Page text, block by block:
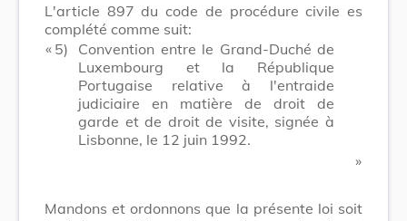
L'article 897 du code de procédure civile es
complété comme suit:
​ « 5)
Convention entre le Grand-Duché de
Luxembourg et la République
Portugaise relative à l'entraide
judiciaire en matière de droit de
garde et de droit de visite, signée à
Lisbonne, le 12 juin 1992.
​ »
Mandons et ordonnons que la présente loi soit